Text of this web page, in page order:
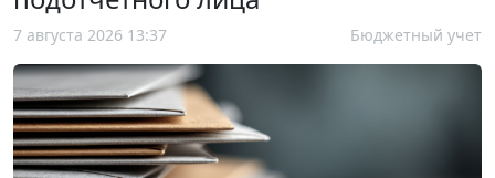
7 августа 2026 13:37 Бюджетный учет